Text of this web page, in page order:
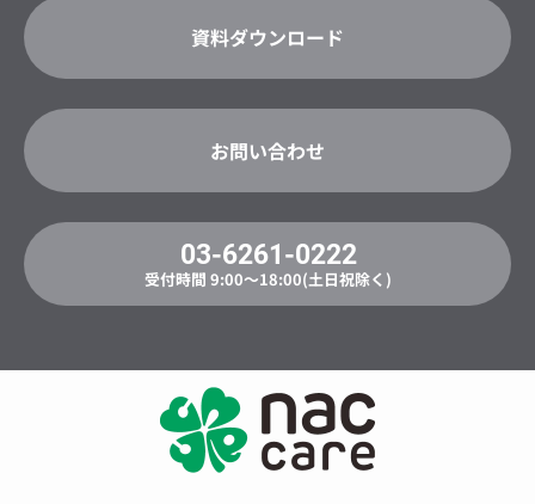
資料ダウンロード
お問い合わせ
03-6261-0222
受付時間 9:00〜18:00(土日祝除く)